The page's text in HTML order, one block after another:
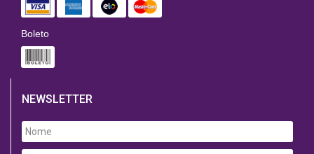
Boleto
NEWSLETTER